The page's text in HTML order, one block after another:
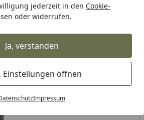
jederzeit in den Cookie-
oder widerrufen.
Ja, verstanden
Einstellungen öffnen
Impressum
Fahrradzubehör & Fahrradbedarf
UN-4105